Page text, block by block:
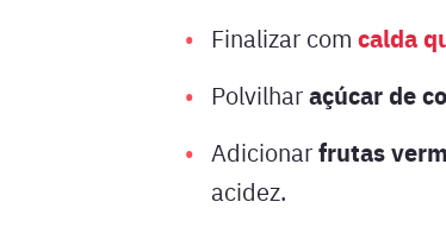
Finalizar com calda
Polvilharaçúcar de
Adicionarfrutas
acidez.